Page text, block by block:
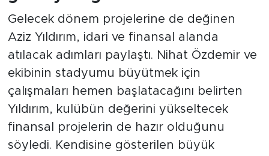
Gelecek dönem projelerine de değinen
Aziz Yıldırım, idari ve finansal alanda
atılacak adımları paylaştı. Nihat Özdemir ve
ekibinin stadyumu büyütmek için
çalışmaları hemen başlatacağını belirten
Yıldırım, kulübün değerini yükseltecek
finansal projelerin de hazır olduğunu
söyledi. Kendisine gösterilen büyük